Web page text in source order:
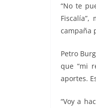
“No te
campaña
Petro
que “mi
aportes.
“Voy a